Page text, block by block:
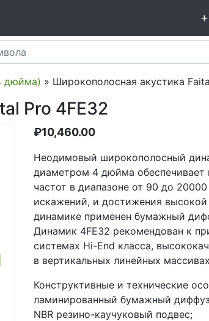
дюйма) » Широкополосная акустика
Pro 4FE32
₽10,460.00
Неодимовый широкополосный
диаметром 4 дюйма обеспечивает
частот в диапазоне от 90 до
искажений, и достижения
динамике применен бумажный
Динамик 4FE32 рекомендован к
системах Hi-End класса,
в вертикальных линейных
Конструктивные и технические
ламинированный бумажный
NBR резино-каучуковый подвес;